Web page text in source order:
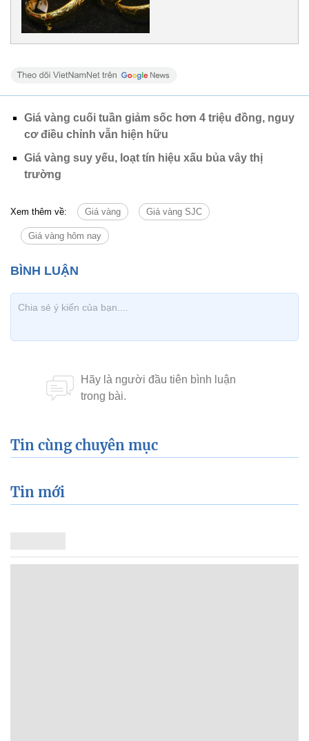
Giá vàng cuối tuần giảm sốc hơn 4 triệu đồng, nguy
cơ điều chỉnh vẫn hiện hữu
Giá vàng suy yếu, loạt tín hiệu xấu bủa vây thị
trường
Xem thêm về: Giá vàng Giá vàng SJC
Giá vàng hôm nay
Tin cùng chuyên mục
Tin mới